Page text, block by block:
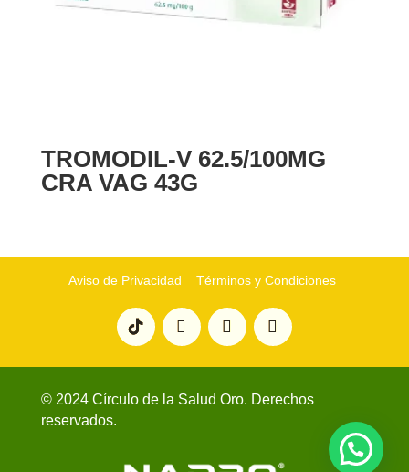
TROMODIL-V 62.5/100MG
CRA VAG 43G
Aviso de Privacidad Términos y Condiciones
© 2024 Círculo de la Salud Oro. Derechos
reservados.